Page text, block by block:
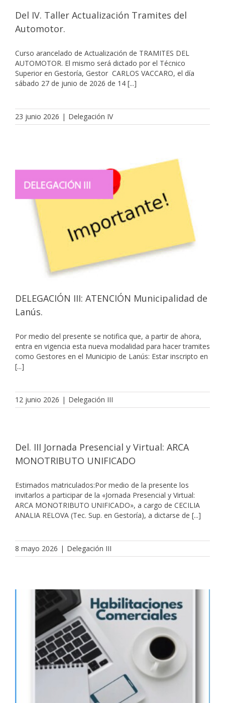
Del IV. Taller Actualización Tramites del
Automotor.
Curso arancelado de Actualización de TRAMITES DEL
AUTOMOTOR. El mismo será dictado por el Técnico
Superior en Gestoría, Gestor CARLOS VACCARO, el día
sábado 27 de junio de 2026 de 14 [...]
23 junio 2026 | Delegación IV
DELEGACIÓN III: ATENCIÓN Municipalidad de
Lanús.
Por medio del presente se notifica que, a partir de ahora,
entra en vigencia esta nueva modalidad para hacer tramites
como Gestores en el Municipio de Lanús: Estar inscripto en
[...]
12 junio 2026 | Delegación III
Del. III Jornada Presencial y Virtual: ARCA
MONOTRIBUTO UNIFICADO
Estimados matriculados:Por medio de la presente los
invitarlos a participar de la «Jornada Presencial y Virtual:
ARCA MONOTRIBUTO UNIFICADO», a cargo de CECILIA
ANALIA RELOVA (Tec. Sup. en Gestoría), a dictarse de [...]
8 mayo 2026 | Delegación III